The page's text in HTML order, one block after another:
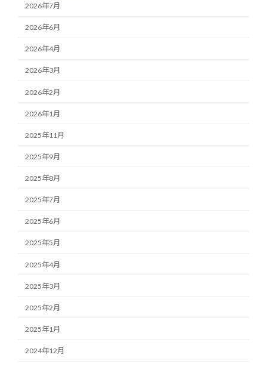
2026年7月
2026年6月
2026年4月
2026年3月
2026年2月
2026年1月
2025年11月
2025年9月
2025年8月
2025年7月
2025年6月
2025年5月
2025年4月
2025年3月
2025年2月
2025年1月
2024年12月